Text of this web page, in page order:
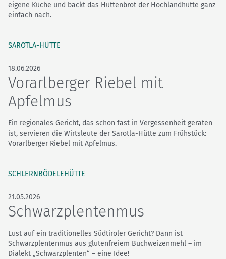
eigene Küche und backt das Hüttenbrot der Hochlandhütte ganz
einfach nach.
SAROTLA-HÜTTE
18.06.2026
Vorarlberger Riebel mit
Apfelmus
Ein regionales Gericht, das schon fast in Vergessenheit geraten
ist, servieren die Wirtsleute der Sarotla-Hütte zum Frühstück:
Vorarlberger Riebel mit Apfelmus.
SCHLERNBÖDELEHÜTTE
21.05.2026
Schwarzplentenmus
Lust auf ein traditionelles Südtiroler Gericht? Dann ist
Schwarzplentenmus aus glutenfreiem Buchweizenmehl – im
Dialekt „Schwarzplenten“ – eine Idee!